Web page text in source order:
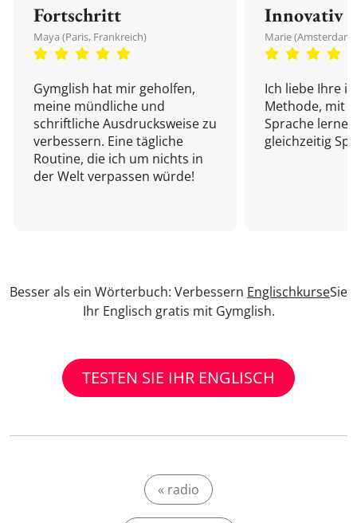
Fortschritt
Maya (Paris, Frankreich)
Gymglish hat mir geholfen,
meine mündliche und
schriftliche Ausdrucksweise zu
verbessern. Eine tägliche
Routine, die ich um nichts in
der Welt verpassen würde!
Innovativ
Marie
Ich liebe Ihre
Methode, mit
Sprache
gleichzeitig
Besser als ein Wörterbuch: Verbessern EnglischkurseSie
Ihr Englisch gratis mit Gymglish.
TESTEN SIE IHR ENGLISCH
« radio